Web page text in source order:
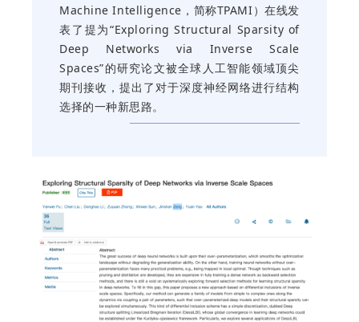
Machine Intelligence，简称TPAMI）在线发
表了提为“Exploring Structural Sparsity of
Deep Networks via Inverse Scale
Spaces”的研究论文被全球人工智能领域顶尖
期刊接收，提出了对于深度神经网络进行结构
选择的一种新思路。